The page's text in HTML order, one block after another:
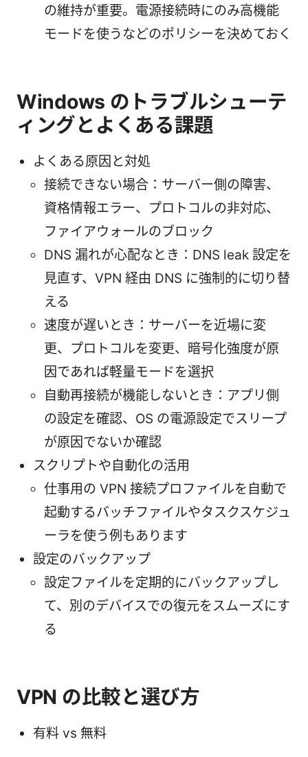
の維持が重要。電源接続時にのみ高機能
モードを使うなどのポリシーを決めておく
Windows のトラブルシューテ
ィングとよくある課題
よくある原因と対処
接続できない場合：サーバー側の障害、
資格情報エラー、プロトコルの非対応、
ファイアウォールのブロック
DNS 漏れが心配なとき：DNS leak 設定を
見直す、VPN 経由 DNS に強制的に切り替
える
速度が遅いとき：サーバーを近場に変
更、プロトコルを変更、暗号化強度が原
因であれば軽量モードを選択
自動再接続が機能しないとき：アプリ側
の設定を確認、OS の電源設定でスリープ
が原因でないか確認
スクリプトや自動化の活用
仕事用の VPN 接続プロファイルを自動で
起動するバッチファイルやタスクスケジュ
ーラを使う例もあります
設定のバックアップ
設定ファイルを定期的にバックアップし
て、別のデバイスでの復元をスムーズにす
る
VPN の比較と選び方
有料 vs 無料